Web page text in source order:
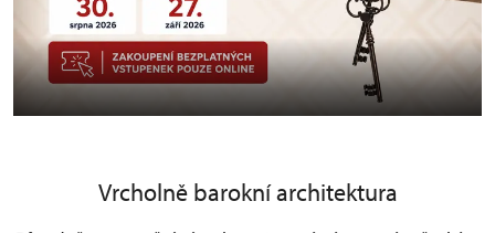
Vrcholně barokní architektura